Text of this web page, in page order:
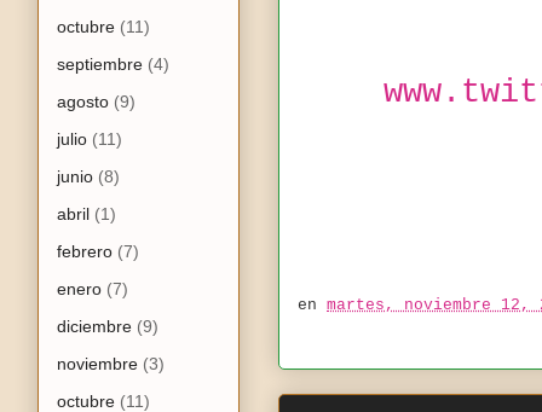
en martes, noviembre 12,
octubre (11)
septiembre (4)
agosto (9)
julio (11)
junio (8)
abril (1)
febrero (7)
enero (7)
diciembre (9)
noviembre (3)
octubre (11)